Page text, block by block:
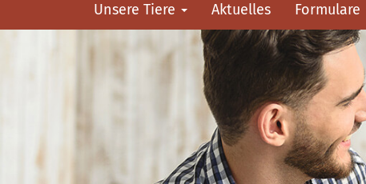
Unsere Tiere Aktuelles Formulare